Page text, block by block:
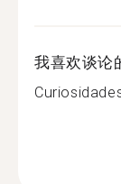
我喜欢谈论